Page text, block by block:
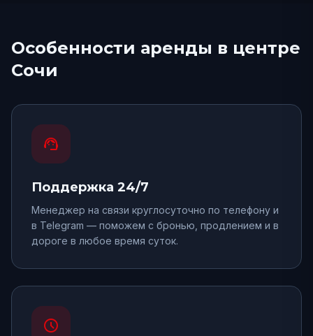
Особенности аренды в центре
Сочи
support_agent
Поддержка 24/7
Менеджер на связи круглосуточно по телефону и
в Telegram — поможем с бронью, продлением и в
дороге в любое время суток.
schedule